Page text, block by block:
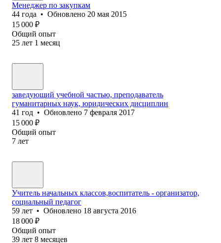
Менеджер по закупкам
44 года • Обновлено 20 мая 2015
15 000 ₽
Общий опыт
25 лет 1 месяц
заведующий учебной частью, преподаватель
гуманитарных наук, юридических дисциплин
41 год • Обновлено 7 февраля 2017
15 000 ₽
Общий опыт
7 лет
Учитель начальных классов,воспитатель - организатор,
социальный педагог
59 лет • Обновлено 18 августа 2016
18 000 ₽
Общий опыт
39 лет 8 месяцев